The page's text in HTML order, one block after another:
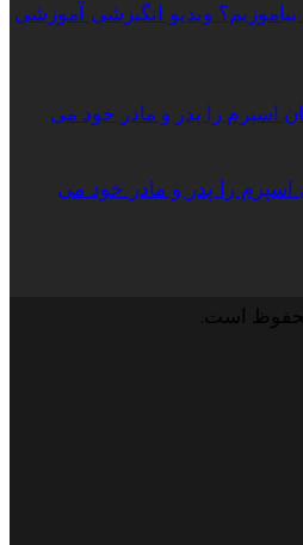
بیاموزیم؟ ویدیو انگیزشی آموزشی
اسپرم را پدر و مادر خود می
است.